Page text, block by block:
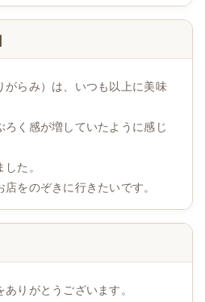
がらみ）は、いつも以上に美味
ろく感が増していたように感じ
た。
をのぞきに行きたいです。
りがとうございます。